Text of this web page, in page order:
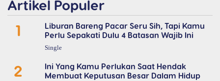
Artikel Populer
1
Liburan Bareng Pacar Seru Sih, Tapi Kamu
Perlu Sepakati Dulu 4 Batasan Wajib Ini
Single
2
Ini Yang Kamu Perlukan Saat Hendak
Membuat Keputusan Besar Dalam Hidup